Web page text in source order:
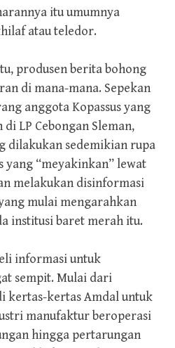
itu umumnya
atau teledor.
produsen berita bohong
di mana-mana. Sepekan
anggota Kopassus yang
LP Cebongan Sleman,
dilakukan sedemikian rupa
“meyakinkan” lewat
melakukan disinformasi
mulai mengarahkan
institusi baret merah itu.
informasi untuk
sempit. Mulai dari
kertas-kertas Amdal untuk
manufaktur beroperasi
hingga pertarungan